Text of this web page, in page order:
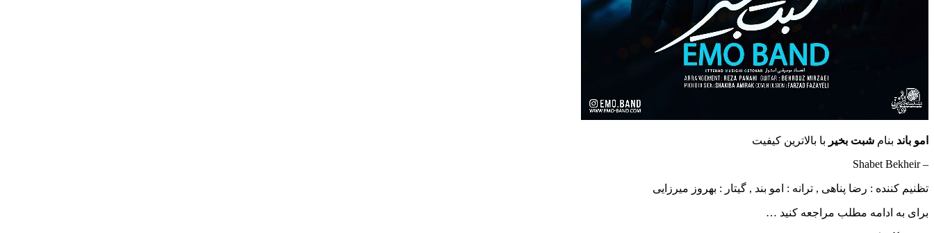
امو باند بنام شبت بخیر با بالاترین کیفیت
– Shabet Bekheir
تظنیم کننده : رضا پناهی , ترانه : امو بند , گیتار : بهروز میرزایی
برای به ادامه مطلب مراجعه کنید …